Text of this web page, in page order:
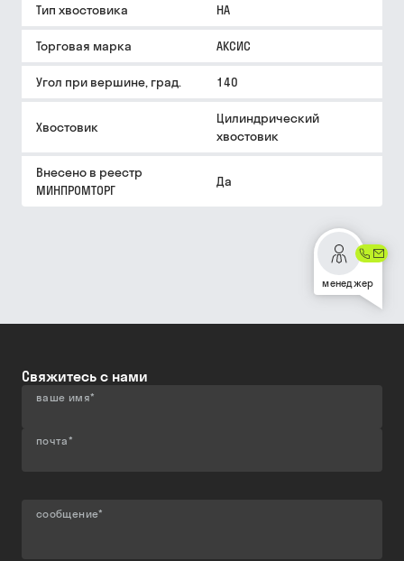
Тип хвостовика HA
Торговая марка АКСИС
Угол при вершине, град. 140
Хвостовик
Цилиндрический
хвостовик
Внесено в реестр
МИНПРОМТОРГ
Да
менеджер
Свяжитесь с нами
ваше имя*
почта*
сообщение*